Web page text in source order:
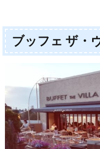
ブッフェ ザ・